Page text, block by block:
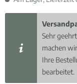
Sehr
machen
Ihre
bearbeitet.